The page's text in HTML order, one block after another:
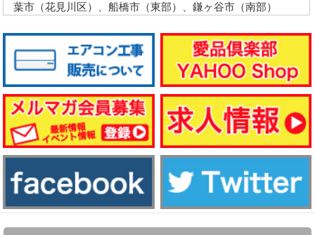
葉市（花見川区）、船橋市（東部）、鎌ヶ谷市（南部）